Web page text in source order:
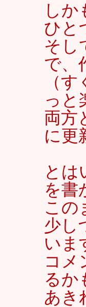
しか
ひと
そし
で、
（
っと
両方
に更
とは
を書
この
少し
いま
コメ
るか
あき